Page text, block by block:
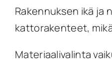
Rakennuksen ikä ja
kattorakenteet,
Materiaalivalinta